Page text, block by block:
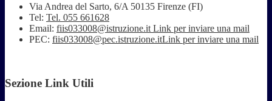
Via Andrea del Sarto, 6/A 50135 Firenze (FI)
Tel: Tel. 055 661628
Email: fiis033008@istruzione.it Link per inviare una mail
PEC: fiis033008@pec.istruzione.itLink per inviare una mail
Sezione Link Utili